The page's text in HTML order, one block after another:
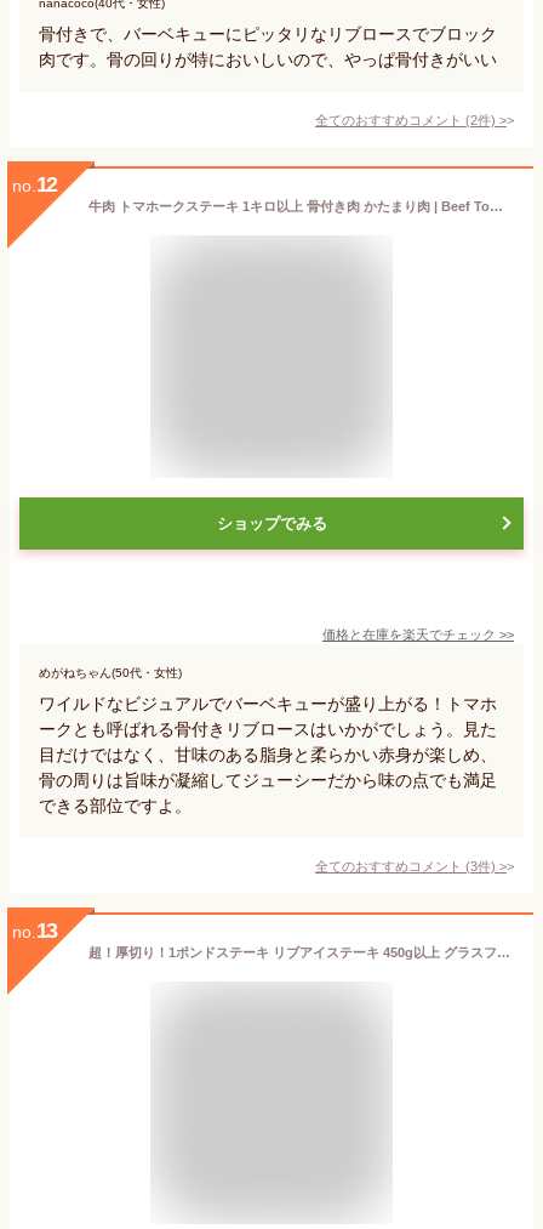
nanacoco(40代・女性)
骨付きで、バーベキューにピッタリなリブロースでブロック
肉です。骨の回りが特においしいので、やっぱ骨付きがいい
全てのおすすめコメント (2件) >
no. 12
牛肉 トマホークステーキ 1キロ以上 骨付き肉 かたまり肉 | Beef Tomahawk Steak 1kg~1.25Kg | SKU124
ショップでみる
価格と在庫を楽天でチェック >>
めがねちゃん(50代・女性)
ワイルドなビジュアルでバーベキューが盛り上がる！トマホ
ークとも呼ばれる骨付きリブロースはいかがでしょう。見た
目だけではなく、甘味のある脂身と柔らかい赤身が楽しめ、
骨の周りは旨味が凝縮してジューシーだから味の点でも満足
できる部位ですよ。
全てのおすすめコメント (3件) >
no. 13
超！厚切り！1ポンドステーキ リブアイステーキ 450g以上 グラスフェッドビーフ 牧草牛 ワンポンドステーキ リブアイ リブロース ステーキ肉 牛肉 ブロック肉 キャンプ BBQ アウトドア ギフト -B450